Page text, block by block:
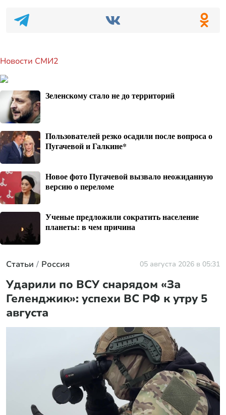
Новости СМИ2
Зеленскому стало не до территорий
Пользователей резко осадили после вопроса о
Пугачевой и Галкине*
Новое фото Пугачевой вызвало неожиданную
версию о переломе
Ученые предложили сократить население
планеты: в чем причина
Статьи Россия 05 августа 2026 в 05:31
Ударили по ВСУ снарядом «За
Геленджик»: успехи ВС РФ к утру 5
августа